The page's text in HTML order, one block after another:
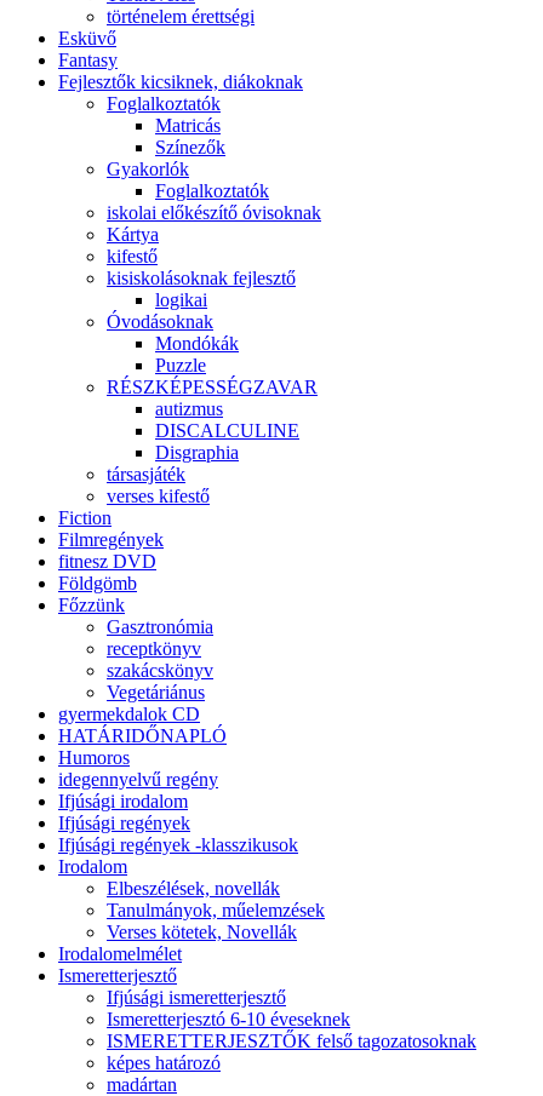
történelem érettségi
Esküvő
Fantasy
Fejlesztők kicsiknek, diákoknak
Foglalkoztatók
Matricás
Színezők
Gyakorlók
Foglalkoztatók
iskolai előkészítő óvisoknak
Kártya
kifestő
kisiskolásoknak fejlesztő
logikai
Óvodásoknak
Mondókák
Puzzle
RÉSZKÉPESSÉGZAVAR
autizmus
DISCALCULINE
Disgraphia
társasjáték
verses kifestő
Fiction
Filmregények
fitnesz DVD
Földgömb
Főzzünk
Gasztronómia
receptkönyv
szakácskönyv
Vegetáriánus
gyermekdalok CD
HATÁRIDŐNAPLÓ
Humoros
idegennyelvű regény
Ifjúsági irodalom
Ifjúsági regények
Ifjúsági regények -klasszikusok
Irodalom
Elbeszélések, novellák
Tanulmányok, műelemzések
Verses kötetek, Novellák
Irodalomelmélet
Ismeretterjesztő
Ifjúsági ismeretterjesztő
Ismeretterjesztó 6-10 éveseknek
ISMERETTERJESZTŐK felső tagozatosoknak
képes határozó
madártan